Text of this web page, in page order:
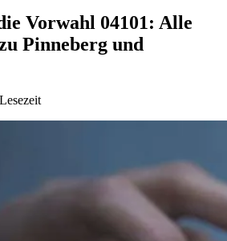
Vorwahl 04101: Alle
Pinneberg und